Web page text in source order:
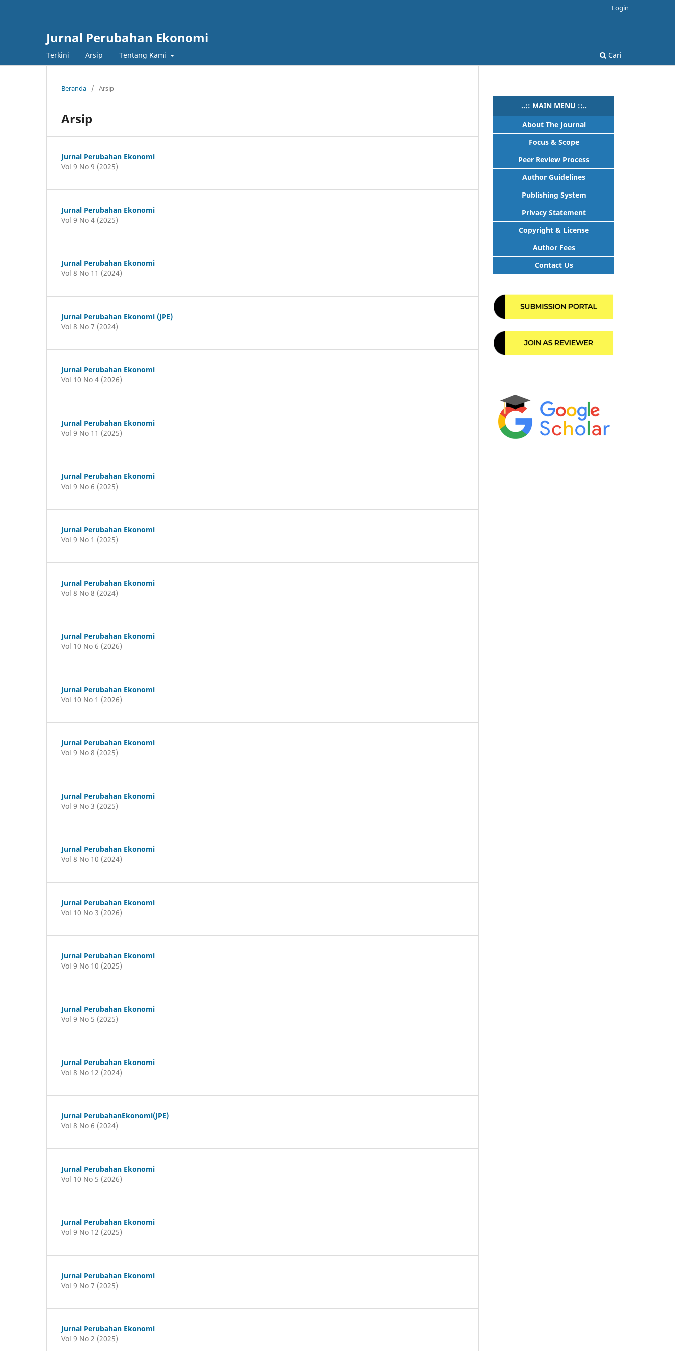
Jurnal Perubahan Ekonomi
Terkini Arsip Tentang Kami Cari
Login
Beranda / Arsip
Arsip
Jurnal Perubahan Ekonomi
Vol 9 No 9 (2025)
Jurnal Perubahan Ekonomi
Vol 9 No 4 (2025)
Jurnal Perubahan Ekonomi
Vol 8 No 11 (2024)
Jurnal Perubahan Ekonomi (JPE)
Vol 8 No 7 (2024)
Jurnal Perubahan Ekonomi
Vol 10 No 4 (2026)
Jurnal Perubahan Ekonomi
Vol 9 No 11 (2025)
Jurnal Perubahan Ekonomi
Vol 9 No 6 (2025)
Jurnal Perubahan Ekonomi
Vol 9 No 1 (2025)
Jurnal Perubahan Ekonomi
Vol 8 No 8 (2024)
Jurnal Perubahan Ekonomi
Vol 10 No 6 (2026)
Jurnal Perubahan Ekonomi
Vol 10 No 1 (2026)
Jurnal Perubahan Ekonomi
Vol 9 No 8 (2025)
Jurnal Perubahan Ekonomi
Vol 9 No 3 (2025)
Jurnal Perubahan Ekonomi
Vol 8 No 10 (2024)
Jurnal Perubahan Ekonomi
Vol 10 No 3 (2026)
Jurnal Perubahan Ekonomi
Vol 9 No 10 (2025)
Jurnal Perubahan Ekonomi
Vol 9 No 5 (2025)
Jurnal Perubahan Ekonomi
Vol 8 No 12 (2024)
Jurnal PerubahanEkonomi(JPE)
Vol 8 No 6 (2024)
Jurnal Perubahan Ekonomi
Vol 10 No 5 (2026)
Jurnal Perubahan Ekonomi
Vol 9 No 12 (2025)
Jurnal Perubahan Ekonomi
Vol 9 No 7 (2025)
Jurnal Perubahan Ekonomi
Vol 9 No 2 (2025)
..:: MAIN MENU ::..
About The Journal
Focus & Scope
Peer Review Process
Author Guidelines
Publishing System
Privacy Statement
Copyright & License
Author Fees
Contact Us